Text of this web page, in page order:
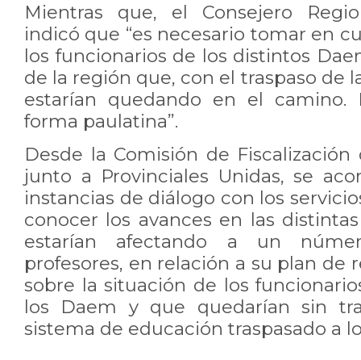
Mientras que, el Consejero
indicó que “es necesario tomar en
los funcionarios de los distintos
de la región que, con el traspaso de
estarían quedando en el camino.
forma paulatina”.
Desde la Comisión de Fiscalización
junto a Provinciales Unidas, se
instancias de diálogo con los
conocer los avances en las
estarían afectando a un
profesores, en relación a su plan de
sobre la situación de los
los Daem y que quedarían sin
sistema de educación traspasado a